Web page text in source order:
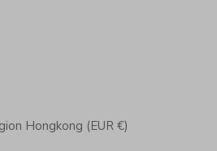
Sonderverwaltungsregion Hongkong (EUR €)